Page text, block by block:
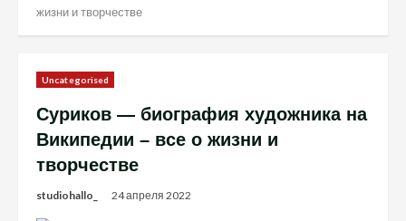
жизни и творчестве
Uncategorised
Суриков — биография художника на
Википедии – все о жизни и
творчестве
studiohallo_ 24 апреля 2022